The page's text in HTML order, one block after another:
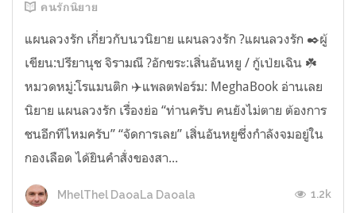
คนรักนิยาย
แผนลวงรัก เกี่ยวกับนวนิยาย แผนลวงรัก ?แผนลวงรัก ✒️ผู้
เขียน:ปรียานุช จิรามณี ?อักขระ:เสิ่นอันหยู / กู้เป่ยเฉิน ☘️
หมวดหมู่:โรแมนติก ✈️แพลตฟอร์ม: MeghaBook อ่านเลย
นิยาย แผนลวงรัก เรื่องย่อ “ท่านครับ คนยังไม่ตาย ต้องการ
ชนอีกทีไหมครับ” “จัดการเลย” เสิ่นอันหยูซึ่งกำลังจมอยู่ใน
กองเลือด ได้ยินคำสั่งของสา...
MhelThel DaoaLa Daoala 1.2k